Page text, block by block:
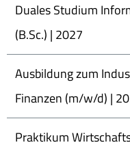
Duales Studium
(B.Sc.) | 2027
Ausbildung zum
Finanzen (m/w/d) |
Praktikum